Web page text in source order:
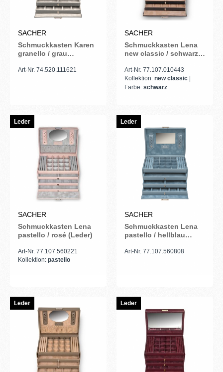
SACHER
Schmuckkasten Karen
granello / grau
Art-Nr. 74.520.111621
SACHER
Schmuckkasten Lena
new classic / schwarz
Art-Nr. 77.107.010443
Kollektion: new classic |
Farbe: schwarz
Leder
SACHER
Schmuckkasten Lena
pastello / rosé (Leder)
Art-Nr. 77.107.560221
Kollektion: pastello
Leder
SACHER
Schmuckkasten Lena
pastello / hellblau
Art-Nr. 77.107.560808
Leder Leder